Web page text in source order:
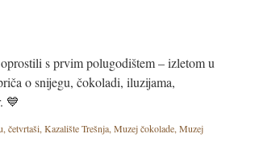
s prvim polugodištem – izletom u
o snijegu, čokoladi, iluzijama,
💙
, četvrtaši, Kazalište Trešnja, Muzej čokolade, Muzej